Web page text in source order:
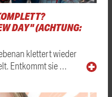
DAY" (ACHTUNG:
klettert wieder
Entkommt sie …